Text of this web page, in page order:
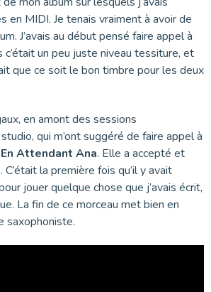
en MIDI. Je tenais vraiment à avoir de
J’avais au début pensé faire appel à
c’était un peu juste niveau tessiture, et
que ce soit le bon timbre pour les deux
en amont des sessions
qui m’ont suggéré de faire appel à
En Attendant Ana. Elle a accepté et
C’était la première fois qu’il y avait
jouer quelque chose que j’avais écrit,
La fin de ce morceau met bien en
saxophoniste.